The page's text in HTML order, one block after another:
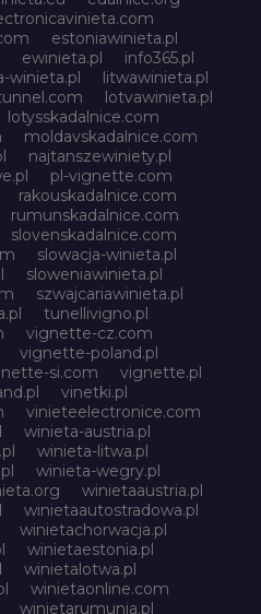
estoniawinieta.pl
ewinieta.pl
info365.pl
winieta.pl
litwawinieta.pl
lotvawinieta.pl
lotysskadalnice.com
moldavskadalnice.com
najtanszewiniety.pl
pl-vignette.com
rakouskadalnice.com
rumunskadalnice.com
slovenskadalnice.com
slowacja-winieta.pl
sloweniawinieta.pl
szwajcariawinieta.pl
tunellivigno.pl
vignette-cz.com
vignette-poland.pl
si.com
vignette.pl
vinetki.pl
vinieteelectronice.com
winieta-austria.pl
winieta-litwa.pl
winieta-wegry.pl
winietaaustria.pl
winietaautostradowa.pl
winietachorwacja.pl
winietaestonia.pl
winietalotwa.pl
winietaonline.com
winietarumunia.pl